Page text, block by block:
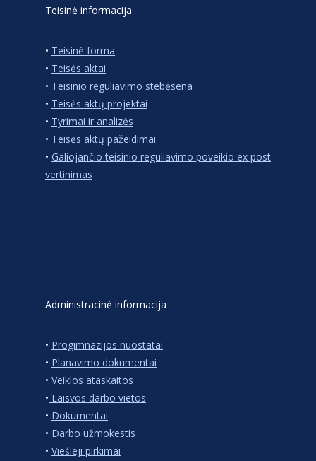
Teisinė informacija
• Teisinė forma
• Teisės aktai
• Teisinio reguliavimo stebėsena
• Teisės aktų projektai
• Tyrimai ir analizės
• Teisės aktų pažeidimai
• Galiojančio teisinio reguliavimo poveikio ex post
vertinimas
Administracinė informacija
• Progimnazijos nuostatai
• Planavimo dokumentai
• Veiklos ataskaitos
• Laisvos darbo vietos
• Dokumentai
• Darbo užmokestis
• Viešieji pirkimai